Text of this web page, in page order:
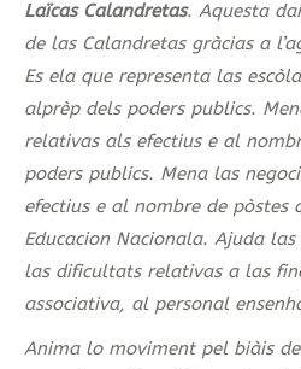
Laïcas Calandretas. Aquesta
de las Calandretas gràcias a
Es ela que representa las
alprèp dels poders publics.
relativas als efectius e al
poders publics. Mena las
efectius e al nombre de pòstes
Educacion Nacionala. Ajuda
las dificultats relativas a las
associativa, al personal
Anima lo moviment pel biàis